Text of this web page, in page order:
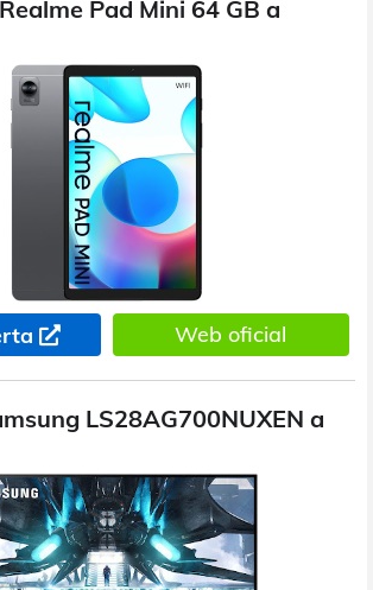
Pad Mini 64 GB a
Web oficial
LS28AG700NUXEN a